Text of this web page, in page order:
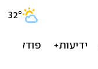
טראמפ
סרטן